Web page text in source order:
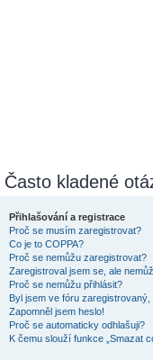
Často kladené
Přihlašování a registrace
Proč se musím zaregistrovat?
Co je to COPPA?
Proč se nemůžu zaregistrovat?
Zaregistroval jsem se, ale
Proč se nemůžu přihlásit?
Byl jsem ve fóru
Zapomněl jsem heslo!
Proč se automaticky odhlašuji?
K čemu slouží funkce „Smazat